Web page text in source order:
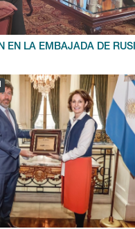
EN LA EMBAJADA DE